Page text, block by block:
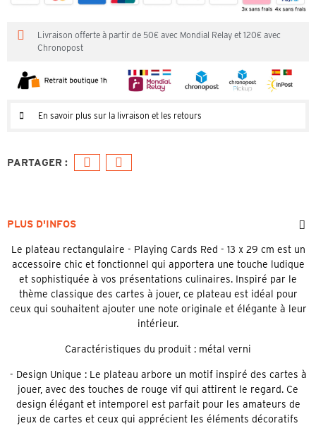
Livraison offerte à partir de 50€ avec Mondial Relay et 120€ avec
Chronopost
En savoir plus sur la livraison et les retours
PLUS D'INFOS
Le plateau rectangulaire - Playing Cards Red - 13 x 29 cm est un
accessoire chic et fonctionnel qui apportera une touche ludique
et sophistiquée à vos présentations culinaires. Inspiré par le
thème classique des cartes à jouer, ce plateau est idéal pour
ceux qui souhaitent ajouter une note originale et élégante à leur
intérieur.
Caractéristiques du produit : métal verni
- Design Unique : Le plateau arbore un motif inspiré des cartes à
jouer, avec des touches de rouge vif qui attirent le regard. Ce
design élégant et intemporel est parfait pour les amateurs de
jeux de cartes et ceux qui apprécient les éléments décoratifs